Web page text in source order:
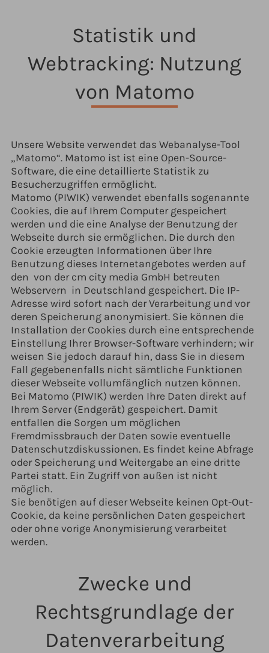
Statistik und
Webtracking: Nutzung
von Matomo
Unsere Website verwendet das Webanalyse-Tool
„Matomo“. Matomo ist ist eine Open-Source-
Software, die eine detaillierte Statistik zu
Besucherzugriffen ermöglicht.
Matomo (PIWIK) verwendet ebenfalls sogenannte
Cookies, die auf Ihrem Computer gespeichert
werden und die eine Analyse der Benutzung der
Webseite durch sie ermöglichen. Die durch den
Cookie erzeugten Informationen über Ihre
Benutzung dieses Internetangebotes werden auf
den von der cm city media GmbH betreuten
Webservern in Deutschland gespeichert. Die IP-
Adresse wird sofort nach der Verarbeitung und vor
deren Speicherung anonymisiert. Sie können die
Installation der Cookies durch eine entsprechende
Einstellung Ihrer Browser-Software verhindern; wir
weisen Sie jedoch darauf hin, dass Sie in diesem
Fall gegebenenfalls nicht sämtliche Funktionen
dieser Webseite vollumfänglich nutzen können.
Bei Matomo (PIWIK) werden Ihre Daten direkt auf
Ihrem Server (Endgerät) gespeichert. Damit
entfallen die Sorgen um möglichen
Fremdmissbrauch der Daten sowie eventuelle
Datenschutzdiskussionen. Es findet keine Abfrage
oder Speicherung und Weitergabe an eine dritte
Partei statt. Ein Zugriff von außen ist nicht
möglich.
Sie benötigen auf dieser Webseite keinen Opt-Out-
Cookie, da keine persönlichen Daten gespeichert
oder ohne vorige Anonymisierung verarbeitet
werden.
Zwecke und
Rechtsgrundlage der
Datenverarbeitung